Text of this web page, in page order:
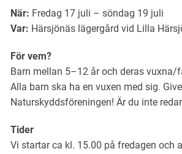
När: Fredag 17 juli – söndag 19 juli
Var: Härsjönäs lägergård vid Lilla
För vem?
Barn mellan 5–12 år och deras
Alla barn ska ha en vuxen med sig.
Naturskyddsföreningen! Är du inte
Tider
Vi startar ca kl. 15.00 på fredagen och